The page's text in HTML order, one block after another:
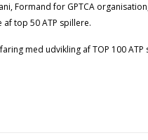
Formand for GPTCA
top 50 ATP spillere.
med udvikling af TOP 100